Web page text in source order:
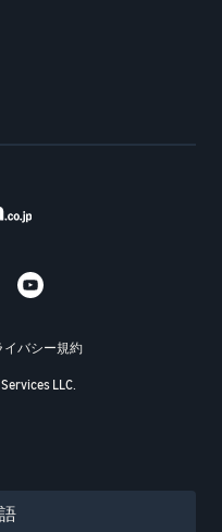
イバシー規約
LLC.